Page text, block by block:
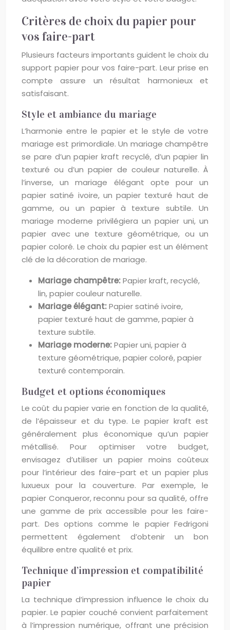
Critères de choix du papier pour
vos faire-part
Plusieurs facteurs importants guident le choix du
support papier pour vos faire-part. Leur prise en
compte assure un résultat harmonieux et
satisfaisant.
Style et ambiance du mariage
L’harmonie entre le papier et le style de votre
mariage est primordiale. Un mariage champêtre
se pare d’un papier kraft recyclé, d’un papier lin
texturé ou d’un papier de couleur naturelle. À
l’inverse, un mariage élégant opte pour un
papier satiné ivoire, un papier texturé haut de
gamme, ou un papier à texture subtile. Un
mariage moderne privilégiera un papier uni, un
papier avec une texture géométrique, ou un
papier coloré. Le choix du papier est un élément
clé de la décoration de mariage.
Mariage champêtre:Papier kraft, recyclé,
lin, papier couleur naturelle.
Mariage élégant:Papier satiné ivoire,
papier texturé haut de gamme, papier à
texture subtile.
Mariage moderne:Papier uni, papier à
texture géométrique, papier coloré, papier
texturé contemporain.
Budget et options économiques
Le coût du papier varie en fonction de la qualité,
de l’épaisseur et du type. Le papier kraft est
généralement plus économique qu’un papier
métallisé. Pour optimiser votre budget,
envisagez d’utiliser un papier moins coûteux
pour l’intérieur des faire-part et un papier plus
luxueux pour la couverture. Par exemple, le
papier Conqueror, reconnu pour sa qualité, offre
une gamme de prix accessible pour les faire-
part. Des options comme le papier Fedrigoni
permettent également d’obtenir un bon
équilibre entre qualité et prix.
Technique d’impression et compatibilité
papier
La technique d’impression influence le choix du
papier. Le papier couché convient parfaitement
à l’impression numérique, offrant une précision